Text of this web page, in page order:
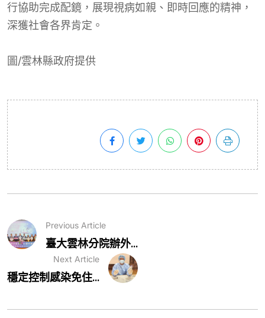
行協助完成配鏡，展現視病如親、即時回應的精神，
深獲社會各界肯定。
圖/雲林縣政府提供
Previous Article
臺大雲林分院辦外...
Next Article
穩定控制感染免住...